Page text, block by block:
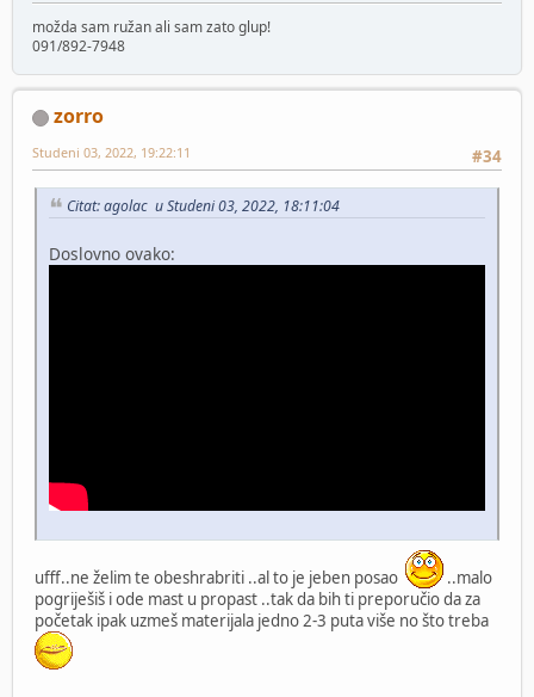
možda sam ružan ali sam zato glup!
091/892-7948
zorro
#34
Studeni 03, 2022, 19:22:11
Citat: agolac u Studeni 03, 2022, 18:11:04
Doslovno ovako:
ufff..ne želim te obeshrabriti ..al to je jeben posao
..malo
pogriješiš i ode mast u propast ..tak da bih ti preporučio da za
početak ipak uzmeš materijala jedno 2-3 puta više no što treba